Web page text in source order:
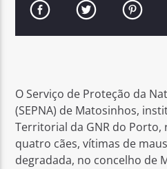
97.1FM E 107.8 FM
Rádio No ar
O Serviço de Proteção da
(SEPNA) de Matosinhos,
Territorial da GNR do Porto,
quatro cães, vítimas de
degradada, no concelho de